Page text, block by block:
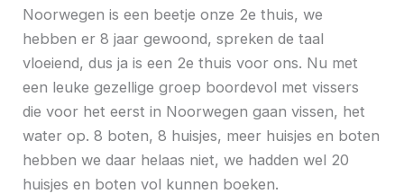
Noorwegen is een beetje onze 2e thuis, we
hebben er 8 jaar gewoond, spreken de taal
vloeiend, dus ja is een 2e thuis voor ons. Nu met
een leuke gezellige groep boordevol met vissers
die voor het eerst in Noorwegen gaan vissen, het
water op. 8 boten, 8 huisjes, meer huisjes en boten
hebben we daar helaas niet, we hadden wel 20
huisjes en boten vol kunnen boeken.